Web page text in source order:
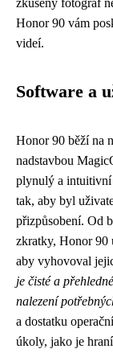
zkušený fotograf
Honor 90 vám
videí.
Software a
Honor 90 běží na
nadstavbou
plynulý a intuitivní
tak, aby byl
přizpůsobení. Od
zkratky, Honor 90
aby vyhovoval
je čisté a
nalezení
a dostatku
úkoly, jako je